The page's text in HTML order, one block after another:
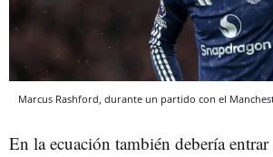
Marcus Rashford, durante un partido con el
En la ecuación también debería entrar